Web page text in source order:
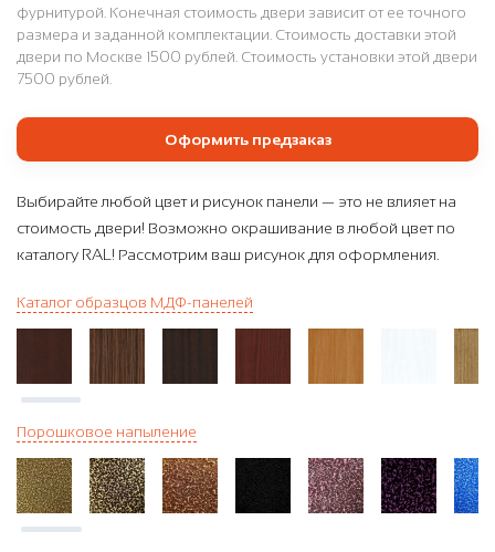
фурнитурой. Конечная стоимость двери зависит от ее точного
размера и заданной комплектации. Стоимость доставки этой
двери по Москве 1500 рублей. Стоимость установки этой двери
7500 рублей.
Оформить предзаказ
Выбирайте любой цвет и рисунок панели — это не влияет на
стоимость двери! Возможно окрашивание в любой цвет по
каталогу RAL! Рассмотрим ваш рисунок для оформления.
Каталог образцов МДФ-панелей
Порошковое напыление